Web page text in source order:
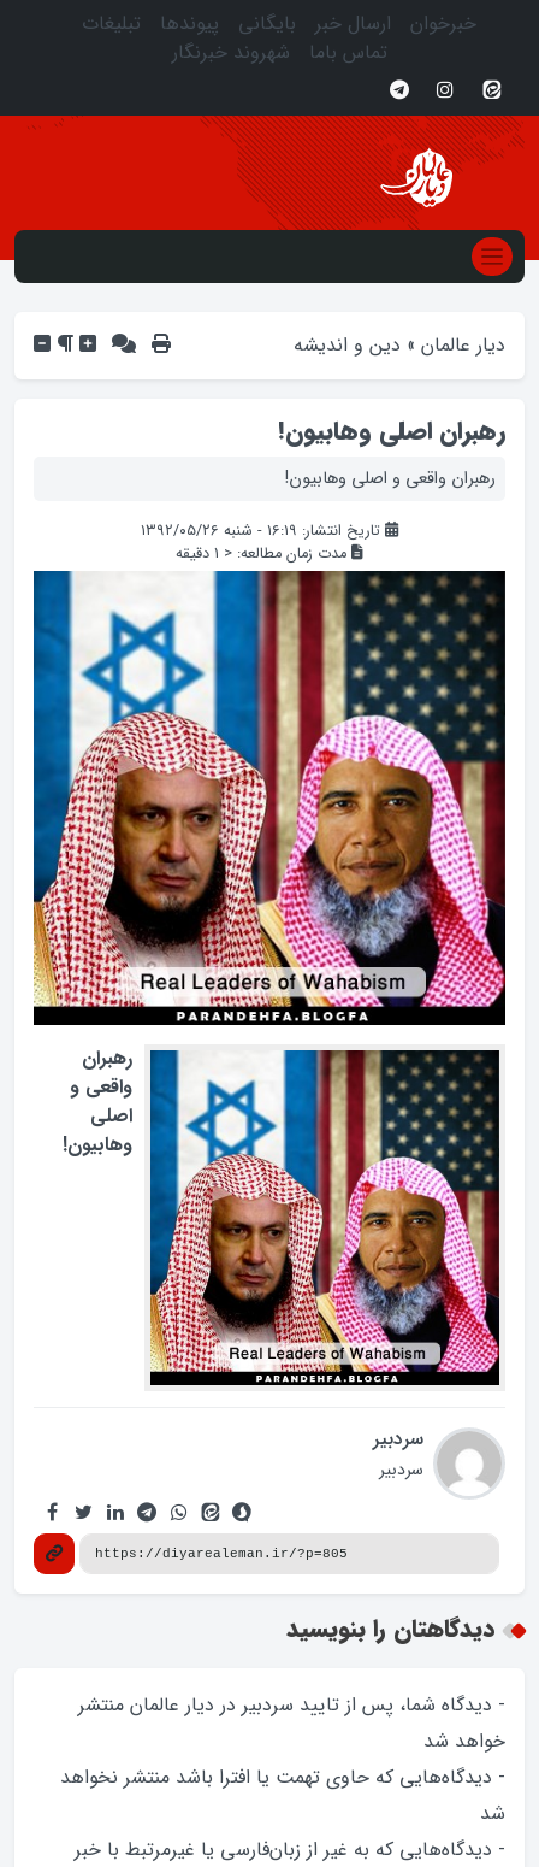
خبرخوان ارسال خبر بایگانی پیوندها
تبلیغات
تماس باما
شهروند خبرنگار
دیار عالمان » دین و اندیشه
رهبران اصلی وهابیون!
رهبران واقعی و اصلی وهابیون!
تاریخ انتشار: ۱۶:۱۹ - شنبه ۱۳۹۲/۰۵/۲۶
مدت زمان مطالعه: < 1 دقیقه
رهبران
واقعی و
اصلی
وهابیون!
سردبیر
سردبیر
دیدگاهتان را بنویسید
- دیدگاه شما، پس از تایید سردبیر در دیار عالمان منتشر
خواهد‌ شد
- دیدگاه‌هایی که حاوی تهمت یا افترا باشد منتشر نخواهد‌
شد
- دیدگاه‌هایی که به غیر از زبان‌فارسی یا غیرمرتبط با خبر